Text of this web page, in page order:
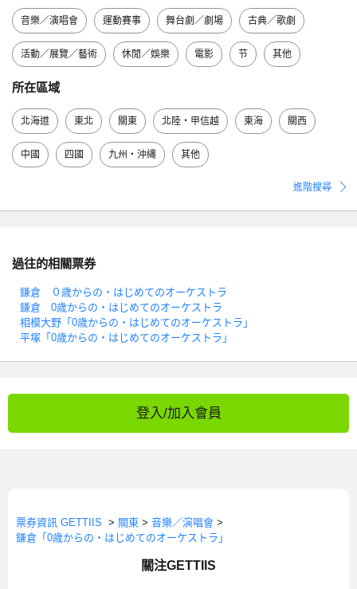
音樂／演唱會 運動賽事 舞台劇／劇場 古典／歌劇
活動／展覽／藝術 休閒／娛樂 電影 节 其他
所在區域
北海道 東北 關東 北陸・甲信越 東海 關西
中國 四國 九州・沖縄 其他
進階搜尋
過往的相關票券
鎌倉 ０歳からの・はじめてのオーケストラ
鎌倉 0歳からの・はじめてのオーケストラ
相模大野「0歳からの・はじめてのオーケストラ」
平塚「0歳からの・はじめてのオーケストラ」
登入/加入會員
票券資訊 GETTIIS > 關東 > 音樂／演唱會 >
鎌倉「0歳からの・はじめてのオーケストラ」
關注GETTIIS